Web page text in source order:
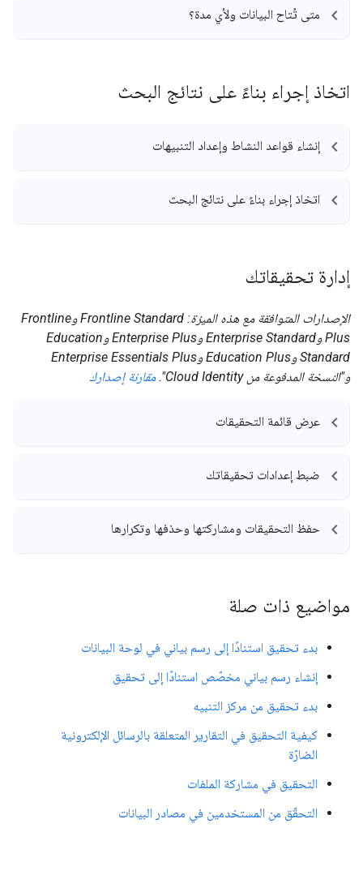
متى تُتاح البيانات ولأي مدة؟
اتخاذ إجراء بناءً على نتائج البحث
إنشاء قواعد النشاط وإعداد التنبيهات
اتخاذ إجراء بناءً على نتائج البحث
إدارة تحقيقاتك
الإصدارات المتوافقة مع هذه الميزة: Frontline Standard وFrontline
Plus وEnterprise Standard وEnterprise Plus وEducation
Standard وEducation Plus وEnterprise Essentials Plus
و"النسخة المدفوعة من Cloud Identity".
مقارنة إصدارك
عرض قائمة التحقيقات
ضبط إعدادات تحقيقاتك
حفظ التحقيقات ومشاركتها وحذفها وتكرارها
مواضيع ذات صلة
بدء تحقيق استنادًا إلى رسم بياني في لوحة البيانات
إنشاء رسم بياني مخصّص استنادًا إلى تحقيق
بدء تحقيق من مركز التنبيه
كيفية التحقيق في التقارير المتعلقة بالرسائل الإلكترونية
الضارّة
التحقيق في مشاركة الملفات
التحقّق من المستخدمين في مصادر البيانات